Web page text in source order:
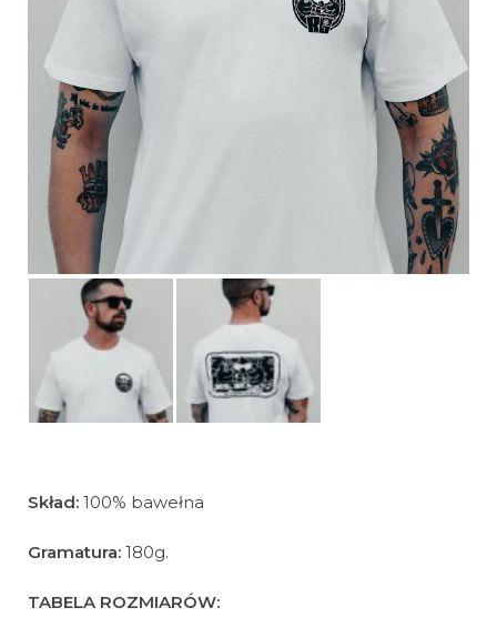
Skład: 100% bawełna
Gramatura: 180g.
TABELA ROZMIARÓW: